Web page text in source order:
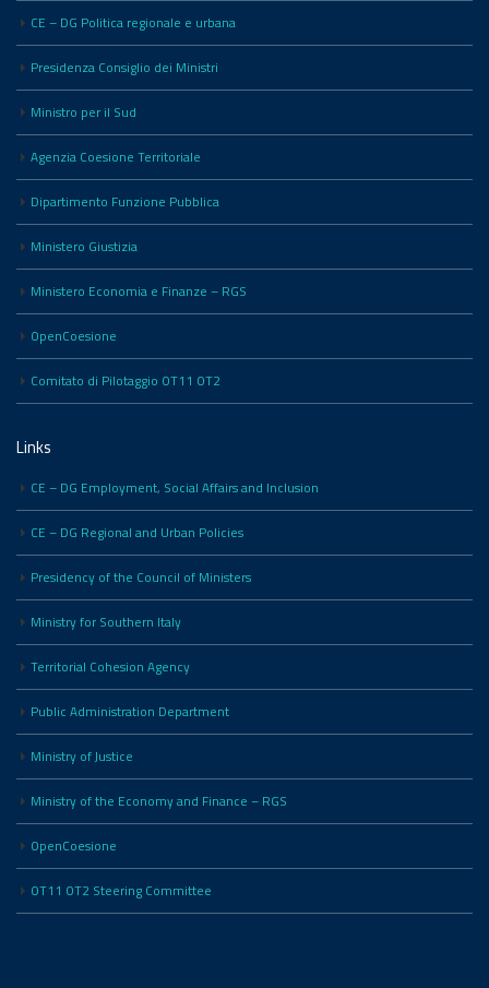
CE – DG Politica regionale e urbana
Presidenza Consiglio dei Ministri
Ministro per il Sud
Agenzia Coesione Territoriale
Dipartimento Funzione Pubblica
Ministero Giustizia
Ministero Economia e Finanze – RGS
OpenCoesione
Comitato di Pilotaggio OT11 OT2
Links
CE – DG Employment, Social Affairs and Inclusion
CE – DG Regional and Urban Policies
Presidency of the Council of Ministers
Ministry for Southern Italy
Territorial Cohesion Agency
Public Administration Department
Ministry of Justice
Ministry of the Economy and Finance – RGS
OpenCoesione
OT11 OT2 Steering Committee